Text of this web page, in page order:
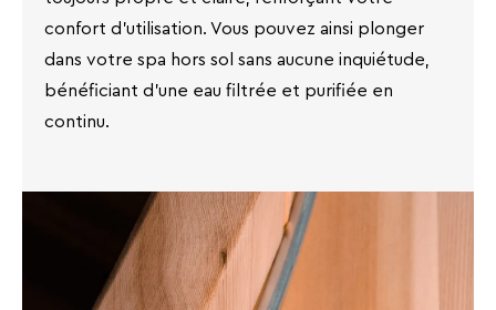
confort d'utilisation. Vous pouvez ainsi plonger
dans votre spa hors sol sans aucune inquiétude,
bénéficiant d'une eau filtrée et purifiée en
continu.